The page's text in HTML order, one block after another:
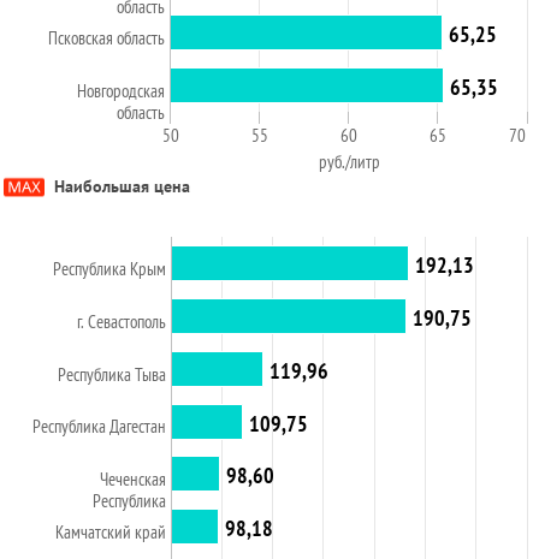
руб./литр
область
Псковская область
Новгородская
область
50
55 60 65 70
65,25
65,35
Наибольшая цена
Республика Крым
г. Севастополь
Республика Тыва
Республика Дагестан
Чеченская
Республика
Камчатский край
192,13
190,75
119,96
109,75
98,60
98,18